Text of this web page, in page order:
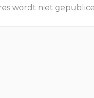
wordt niet